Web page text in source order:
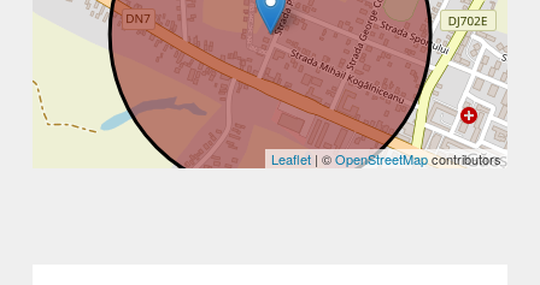
Leaflet | ©OpenStreetMapcontributors